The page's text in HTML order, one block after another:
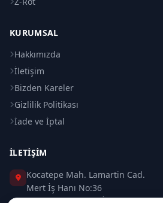
KURUMSAL
Hakkımızda
İletişim
Bizden Kareler
Gizlilik Politikası
İade ve İptal
İLETIŞIM
Kocatepe Mah. Lamartin Cad.
Mert İş Hanı No:36